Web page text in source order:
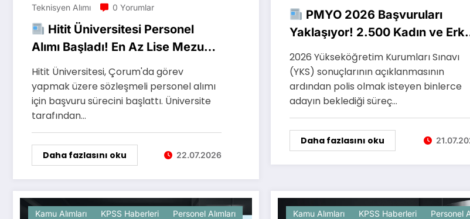
Teknisyen Alımı 0 Yorumlar
Hitit Üniversitesi Personel
Alımı Başladı! En Az Lise Mezunu
Erkek Adaylar Başvurabilecek
Hitit Üniversitesi, Çorum'da görev
yapmak üzere sözleşmeli personel alımı
için başvuru sürecini başlattı. Üniversite
tarafından…
Daha fazlasını oku 22.07.2026
PMYO 2026 Başvuruları
Yaklaşıyor! 2.500 Kadın ve
2026 Yükseköğretim Kurumları Sınavı
(YKS) sonuçlarının açıklanmasının
ardından polis olmak isteyen binlerce
adayın beklediği süreç…
Daha fazlasını oku
Kamu Alımları KPSS Haberleri
Personel Alımları
Kamu Alımları KPSS Haberleri
Personel